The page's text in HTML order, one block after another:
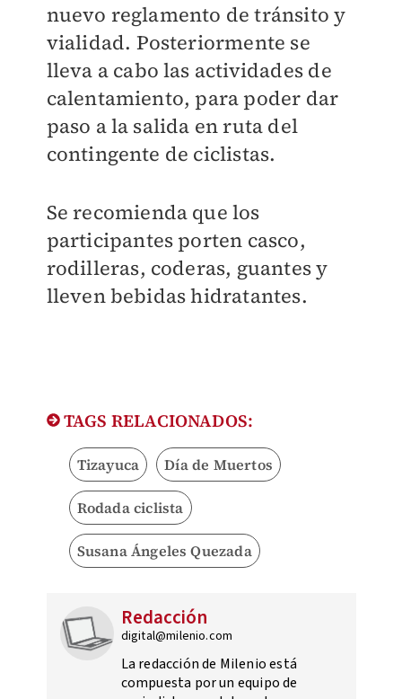
nuevo reglamento de tránsito y
vialidad. Posteriormente se
lleva a cabo las actividades de
calentamiento, para poder dar
paso a la salida en ruta del
contingente de ciclistas.
Se recomienda que los
participantes porten casco,
rodilleras, coderas, guantes y
lleven bebidas hidratantes.
TAGS RELACIONADOS:
Tizayuca Día de Muertos
Rodada ciclista
Susana Ángeles Quezada
Redacción
digital@milenio.com
La redacción de Milenio está
compuesta por un equipo de